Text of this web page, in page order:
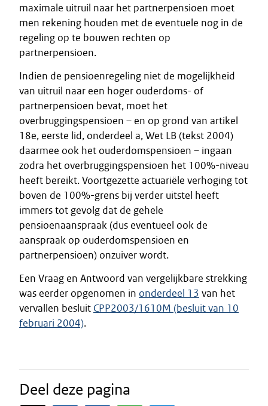
maximale uitruil naar het partnerpensioen moet
men rekening houden met de eventuele nog in de
regeling op te bouwen rechten op
partnerpensioen.
Indien de pensioenregeling niet de mogelijkheid
van uitruil naar een hoger ouderdoms- of
partnerpensioen bevat, moet het
overbruggingspensioen – en op grond van artikel
18e, eerste lid, onderdeel a, Wet LB (tekst 2004)
daarmee ook het ouderdomspensioen – ingaan
zodra het overbruggingspensioen het 100%-niveau
heeft bereikt. Voortgezette actuariële verhoging tot
boven de 100%-grens bij verder uitstel heeft
immers tot gevolg dat de gehele
pensioenaanspraak (dus eventueel ook de
aanspraak op ouderdomspensioen en
partnerpensioen) onzuiver wordt.
Een Vraag en Antwoord van vergelijkbare strekking
was eerder opgenomen in onderdeel 13 van het
vervallen besluit CPP2003/1610M (besluit van 10
februari 2004).
Deel deze pagina